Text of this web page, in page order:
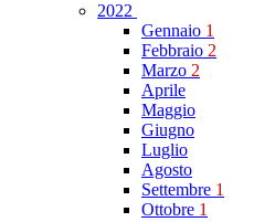
2022
Gennaio 1
Febbraio 2
Marzo 2
Aprile
Maggio
Giugno
Luglio
Agosto
Settembre 1
Ottobre 1